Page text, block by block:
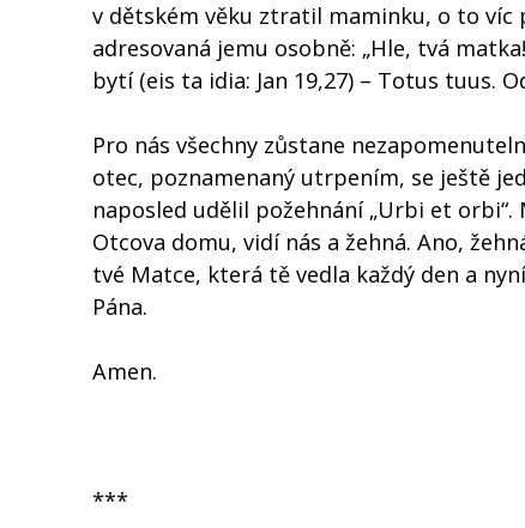
v dětském věku ztratil maminku, o to víc
adresovaná jemu osobně: „Hle, tvá
bytí (eis ta idia: Jan 19,27) – Totus tuus.
Pro nás všechny zůstane
otec, poznamenaný utrpením, se ještě
naposled udělil požehnání „Urbi et
Otcova domu, vidí nás a žehná. Ano,
tvé Matce, která tě vedla každý den a
Pána.
Amen.
***